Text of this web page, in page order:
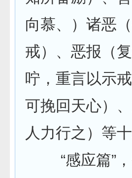
向慕、）诸恶
戒）、恶报（
咛，重言以示
可挽回天心）
人力行之）等十
“感应篇”，